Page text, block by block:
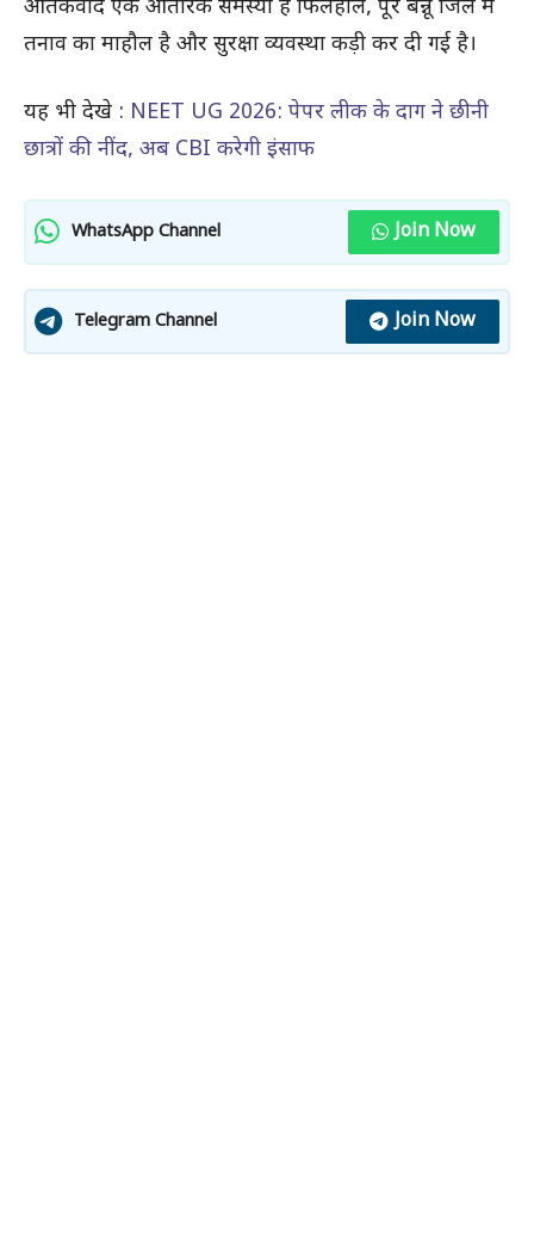
आतंकवाद एक आतंरिक समस्या है फिलहाल, पूरे बन्नू जिले में
तनाव का माहौल है और सुरक्षा व्यवस्था कड़ी कर दी गई है।
यह भी देखे : NEET UG 2026: पेपर लीक के दाग ने छीनी
छात्रों की नींद, अब CBI करेगी इंसाफ
WhatsApp Channel Join Now
Telegram Channel Join Now